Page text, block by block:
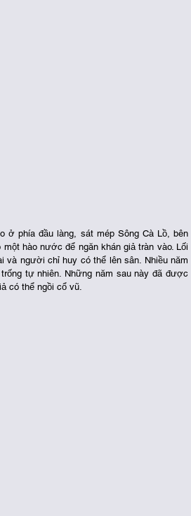
ở phía đầu làng, sát mép Sông Cà Lồ, bên
hào nước để ngăn khán giả tràn vào. Lối
và người chỉ huy có thể lên sân. Nhiều năm
tự nhiên. Những năm sau này đã được
có thể ngồi cổ vũ.